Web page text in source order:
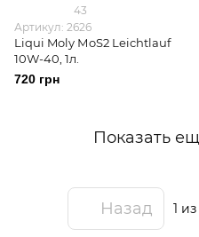
43
Артикул: 2626
Liqui Moly МoS2 Leichtlauf
10W-40, 1л.
720 грн
Показать
Назад 1 из